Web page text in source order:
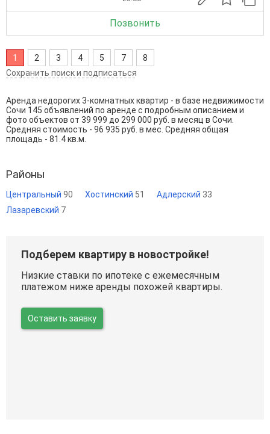
Позвонить
1 2 3 4 5 7
8
Сохранить поиск и подписаться
Аренда недорогих 3-комнатных квартир - в базе недвижимости
Сочи 145 объявлений по аренде с подробным описанием и
фото объектов от 39 999 до 299 000 руб. в месяц в Сочи.
Средняя стоимость - 96 935 руб. в мес. Средняя общая
площадь - 81.4 кв.м.
Районы
Центральный 90 Хостинский 51 Адлерский 33
Лазаревский 7
Подберем квартиру в новостройке!
Низкие ставки по ипотеке с ежемесячным
платежом ниже аренды похожей квартиры.
Оставить заявку